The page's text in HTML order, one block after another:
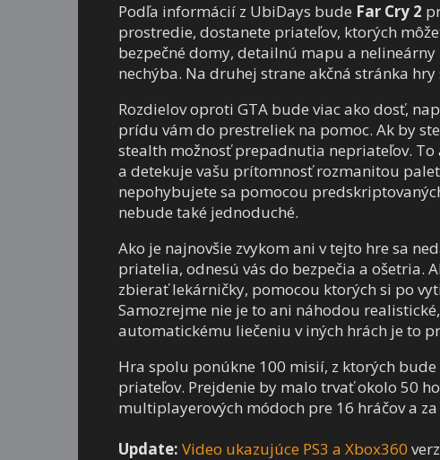
Podľa informácií z UbiDays bude Far Cry 2
prostredie, dostanete priateľov, ktorých
bezpečné domy, detailnú mapu a
nechýba. Na druhej strane akčná stránka
Rozdielov oproti GTA bude viac ako dosť,
prídu vám do prestreliek na pomoc. Ak by
stealth možnosť prepadnutia nepriateľov.
a detekuje vašu prítomnosť rozmanitou
nepohybujete sa pomocou
nebude také jednoduché.
Ako je najnovšie zvykom ani v tejto hre sa
priatelia, odnesú vás do bezpečia a ošetria.
zbierať lekárničky, pomocou ktorých si po
Samozrejme nie je to ani náhodou
automatickému liečeniu v iných hrách je to
Hra spolu ponúkne 100 misií, z ktorých
priateľov. Prejdenie by malo trvať okolo 50
multiplayerových módoch pre 16 hráčov a
Update: Video ukazujúce PS3 a Xbox360